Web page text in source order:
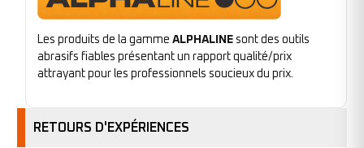
Les produits de la gamme ALPHALINE sont des outils
abrasifs fiables présentant un rapport qualité/prix
attrayant pour les professionnels soucieux du prix.
RETOURS D'EXPÉRIENCES